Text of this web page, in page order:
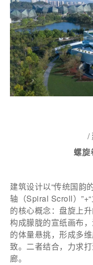
/
螺旋
建筑设计以“传统国韵
轴（Spiral Scroll）
的核心概念：盘旋上
构成朦胧的宣纸画布
的体量悬挑，形成多
致。二者结合，力求
廊。